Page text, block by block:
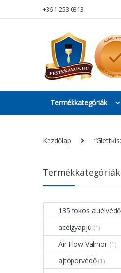
Skip to navigation
Skip to content+36 1 253 0313
Termékkategóriák
Kezdőlap
Termékkategóriák
135 fokos aluélvédő
acélgyapjú (1)
Air Flow Valmor (1)
ajtóporvédő (1)